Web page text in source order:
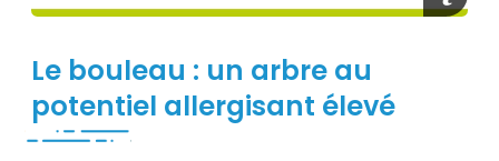
Contenu
Le bouleau : un arbre au
potentiel allergisant élevé